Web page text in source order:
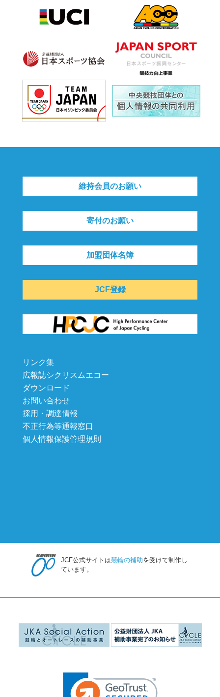
維持会員のお願い
寄付のお願い
加盟団体名簿
JCF登録
リンク集
広報誌シクリスムエコー
ダウンロード
お問い合わせ
採用・調達情報
不正行為等通報窓口
個人情報保護管理規則
JCF公式サイトは競輪の補助を受けて制作し
ています。